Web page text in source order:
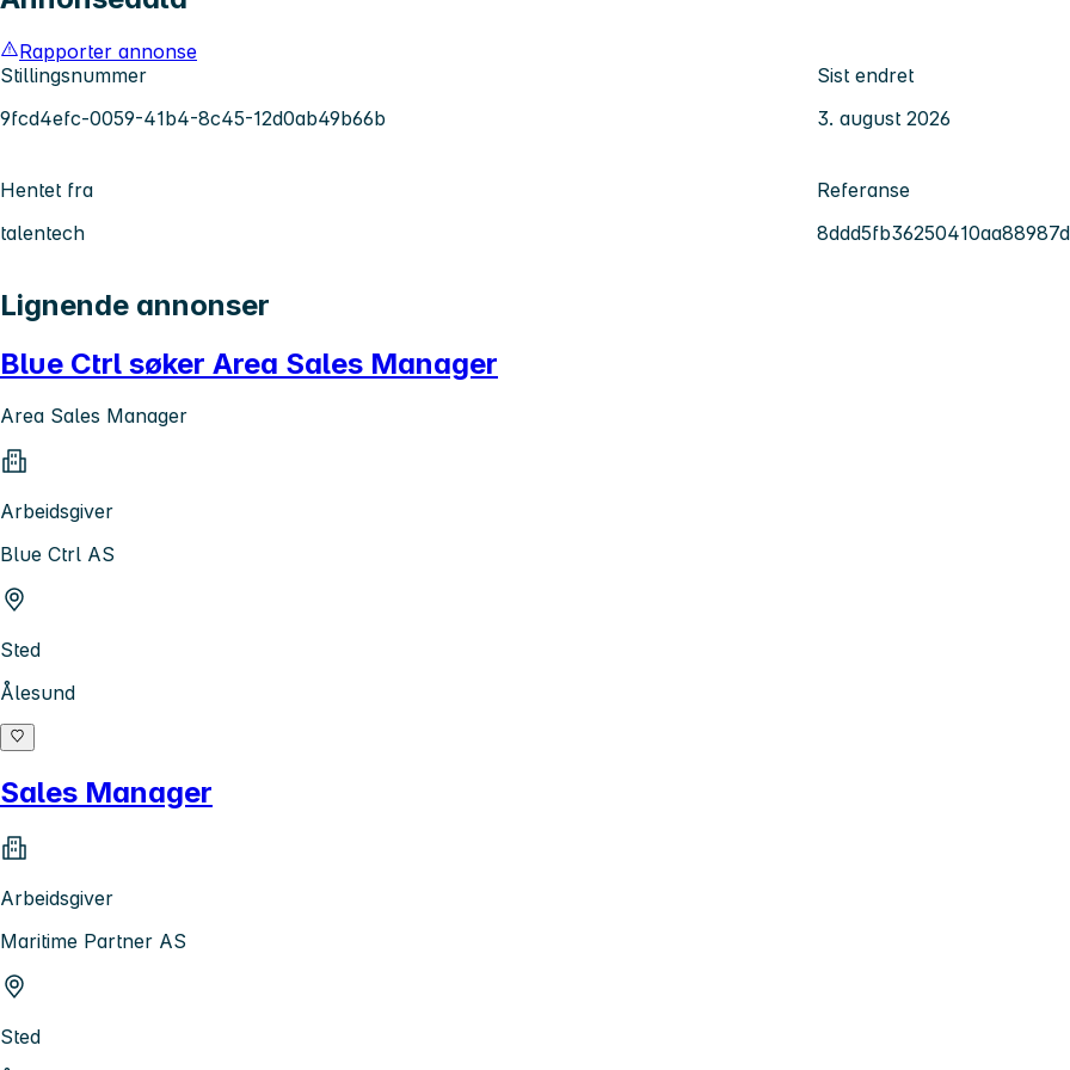
Rapporter annonse
Stillingsnummer
9fcd4efc-0059-41b4-8c45-12d0ab49b66b
Sist endret
3. august 2026
Hentet fra
talentech
Referanse
Lignende annonser
Blue Ctrl søker Area Sales Manager
Area Sales Manager
Arbeidsgiver
Blue Ctrl AS
Sted
Ålesund
Sales Manager
Arbeidsgiver
Maritime Partner AS
Sted